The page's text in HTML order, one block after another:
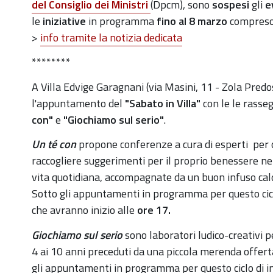
in-
villa-
7-
Sabato
in
Villa:
rassegne
"Un
Té
con"
e
sul
serio"
del Consiglio dei Ministri(Dpcm),sono sospesigli
le iniziative in programmafino al 8 marzo
> info tramite la notizia dedicata
********
A Villa Edvige Garagnani (via Masini, 11 - Zola
l'appuntamento del "Sabato in Villa"con le le
con"e "Giochiamo sul serio".
Un té conpropone conferenze a cura di esperti per
raccogliere suggerimenti per il proprio benessere
vita quotidiana, accompagnate da un buon infuso
Sotto gli appuntamenti in programma per questo
che avranno inizio alle ore 17.
Giochiamo sul seriosono laboratori ludico-creativi
4 ai 10 anni preceduti da una piccola merenda
gliappuntamenti in programma per questo ciclo di